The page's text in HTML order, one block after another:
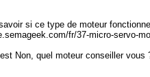
si ce type de moteur
fr/37-micro-servo-
Non, quel moteur conseiller vous